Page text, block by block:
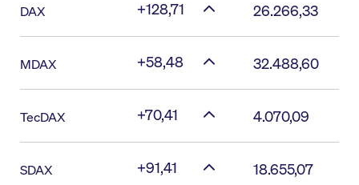
DAX +128,71 26.266,33
MDAX +58,48 32.488,60
TecDAX +70,41 4.070,09
SDAX +91,41 18.655,07